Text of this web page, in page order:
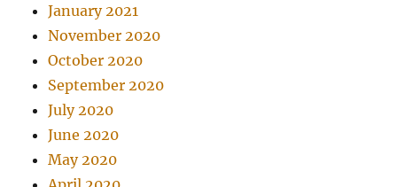
January 2021
November 2020
October 2020
September 2020
July 2020
June 2020
May 2020